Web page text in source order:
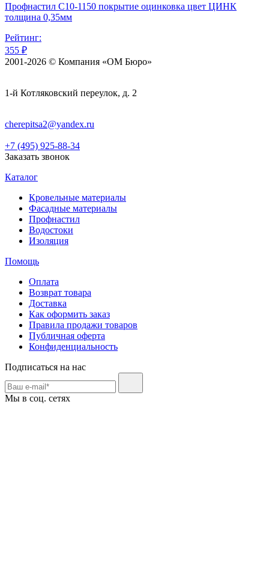
Профнастил С10-1150 покрытие оцинковка цвет ЦИНК
толщина 0,35мм
Рейтинг:
355 ₽
2001-2026 © Компания «ОМ Бюро»
1-й Котляковский переулок, д. 2
cherepitsa2@yandex.ru
+7 (495) 925-88-34
Заказать звонок
Каталог
Кровельные материалы
Фасадные материалы
Профнастил
Водостоки
Изоляция
Помощь
Оплата
Возврат товара
Доставка
Как оформить заказ
Правила продажи товаров
Публичная оферта
Конфиденциальность
Подписаться на нас
Мы в соц. сетях